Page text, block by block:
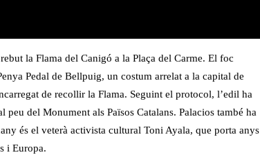
la Flama del Canigó a la Plaça del Carme. El foc
Pedal de Bellpuig, un costum arrelat a la capital de
de recollir la Flama. Seguint el protocol, l’edil ha
del Monument als Països Catalans. Palacios també ha
és el veterà activista cultural Toni Ayala, que porta anys
i Europa.